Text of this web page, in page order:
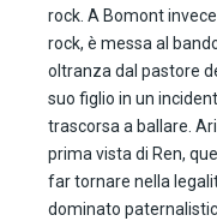
rock. A Bomont
rock, è messa al
oltranza dal pastore
suo figlio in un
trascorsa a ballare.
prima vista di Ren,
far tornare nella
dominato